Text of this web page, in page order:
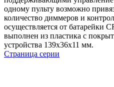
одному пульту возможно
количество диммеров и
осуществляется от батарейки
выполнен из пластика с
устройства 139x36x11 мм.
Страница серии